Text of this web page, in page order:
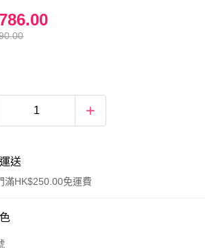
送
滿HK$250.00免運費